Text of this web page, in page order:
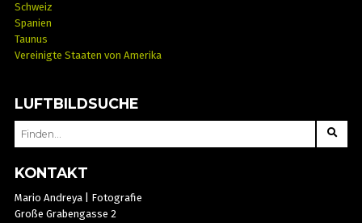
Schweiz
Spanien
Taunus
Vereinigte Staaten von Amerika
LUFTBILDSUCHE
SEARCH
KONTAKT
Mario Andreya | Fotografie
Große Grabengasse 2